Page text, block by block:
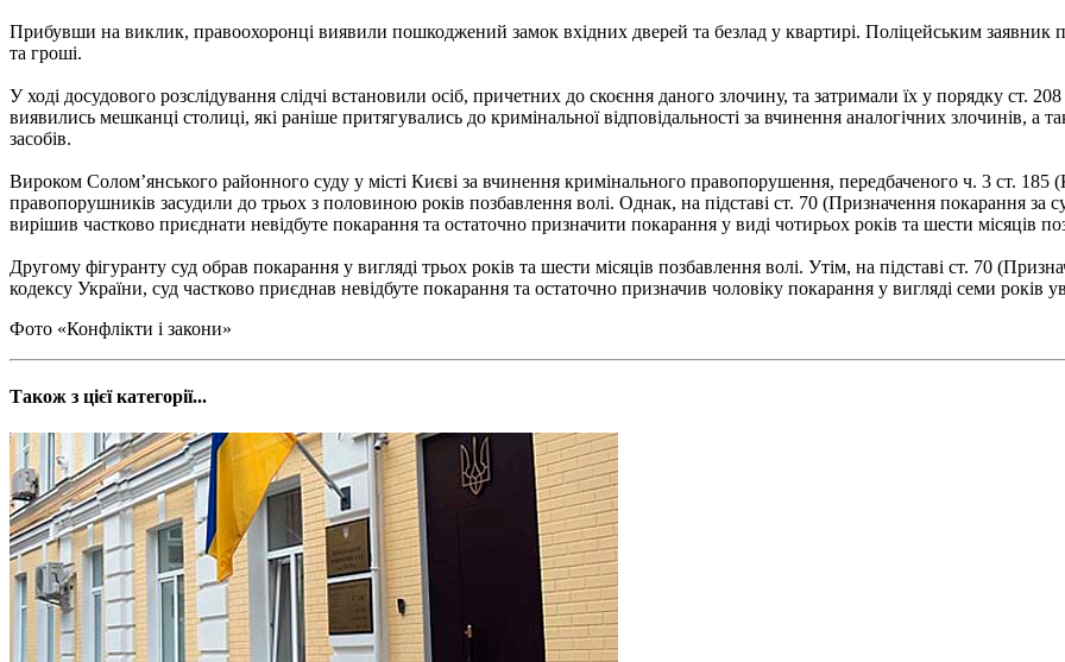
Прибувши на виклик, правоохоронці виявили пошкоджений замок вхідних дверей та безлад у квартирі. Поліцейським заявник
та гроші.
У ході досудового розслідування слідчі встановили осіб, причетних до скоєння даного злочину, та затримали їх у порядку ст.
виявились мешканці столиці, які раніше притягувались до кримінальної відповідальності за вчинення аналогічних злочинів, а
засобів.
Вироком Солом’янського районного суду у місті Києві за вчинення кримінального правопорушення, передбаченого ч. 3 ст. 185
правопорушників засудили до трьох з половиною років позбавлення волі. Однак, на підставі ст. 70 (Призначення покарання за
вирішив частково приєднати невідбуте покарання та остаточно призначити покарання у виді чотирьох років та шести місяців
Другому фігуранту суд обрав покарання у вигляді трьох років та шести місяців позбавлення волі. Утім, на підставі ст. 70
кодексу України, суд частково приєднав невідбуте покарання та остаточно призначив чоловіку покарання у вигляді семи років
Фото «Конфлікти і закони»
Також з цієї категорії...